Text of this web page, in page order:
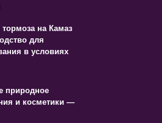
на Камаз
для
в условиях
природное
и косметики —